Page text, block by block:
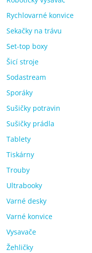
Rychlovarné konvice
Sekačky na trávu
Set-top boxy
Šicí stroje
Sodastream
Sporáky
Sušičky potravin
Sušičky prádla
Tablety
Tiskárny
Trouby
Ultrabooky
Varné desky
Varné konvice
Vysavače
Žehličky